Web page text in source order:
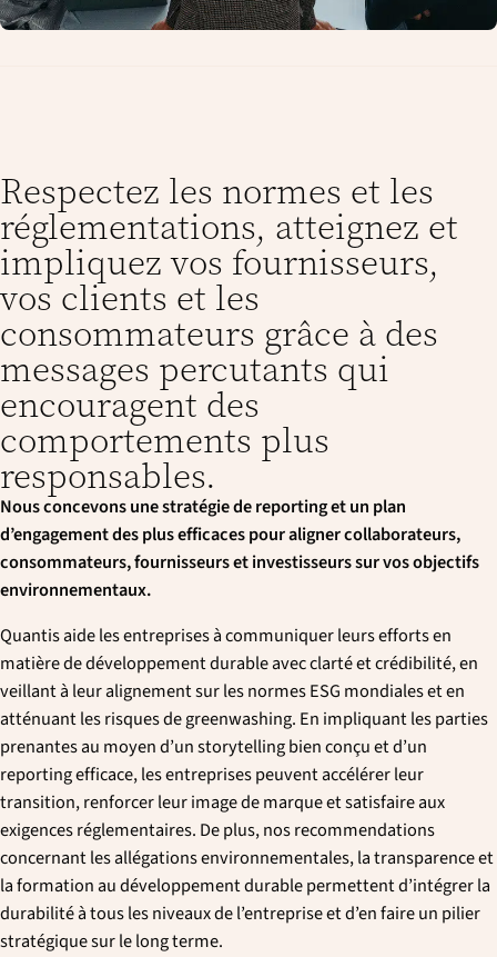
Respectez les normes et les
réglementations, atteignez et
impliquez vos fournisseurs,
vos clients et les
consommateurs grâce à des
messages percutants qui
encouragent des
comportements plus
responsables.
Nous concevons une stratégie de reporting et un plan
d’engagement des plus efficaces pour aligner collaborateurs,
consommateurs, fournisseurs et investisseurs sur vos objectifs
environnementaux.
Quantis aide les entreprises à communiquer leurs efforts en
matière de développement durable avec clarté et crédibilité, en
veillant à leur alignement sur les normes ESG mondiales et en
atténuant les risques de greenwashing. En impliquant les parties
prenantes au moyen d’un storytelling bien conçu et d’un
reporting efficace, les entreprises peuvent accélérer leur
transition, renforcer leur image de marque et satisfaire aux
exigences réglementaires. De plus, nos recommendations
concernant les allégations environnementales, la transparence et
la formation au développement durable permettent d’intégrer la
durabilité à tous les niveaux de l’entreprise et d’en faire un pilier
stratégique sur le long terme.